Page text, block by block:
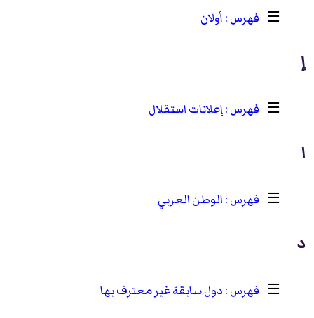
☰ أولان
إ
☰ إعلانات استقلال
ا
☰ الوطن العربي
د
☰ دول سابقة غير معترف بها